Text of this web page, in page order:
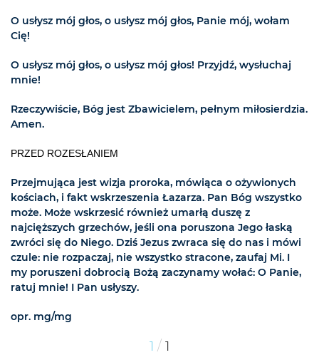
O usłysz mój głos, o usłysz mój głos, Panie mój, wołam
Cię!
O usłysz mój głos, o usłysz mój głos! Przyjdź, wysłuchaj
mnie!
Rzeczywiście, Bóg jest Zbawicielem, pełnym miłosierdzia.
Amen.
PRZED ROZESŁANIEM
Przejmująca jest wizja proroka, mówiąca o ożywionych
kościach, i fakt wskrzeszenia Łazarza. Pan Bóg wszystko
może. Może wskrzesić również umarłą duszę z
najcięższych grzechów, jeśli ona poruszona Jego łaską
zwróci się do Niego. Dziś Jezus zwraca się do nas i mówi
czule: nie rozpaczaj, nie wszystko stracone, zaufaj Mi. I
my poruszeni dobrocią Bożą zaczynamy wołać: O Panie,
ratuj mnie! I Pan usłyszy.
opr. mg/mg
1 / 1